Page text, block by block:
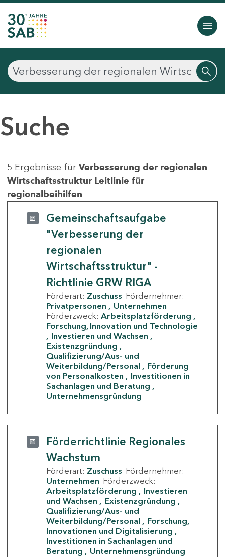
Suche
5 Ergebnisse für Verbesserung der regionalen
Wirtschaftsstruktur Leitlinie für
regionalbeihilfen
Gemeinschaftsaufgabe
"Verbesserung der
regionalen
Wirtschaftsstruktur" -
Richtlinie GRW RIGA
Förderart: Zuschuss Fördernehmer:
Privatpersonen
Unternehmen
Förderzweck: Arbeitsplatzförderung
Forschung, Innovation und Technologie
Investieren und Wachsen
Existenzgründung
Qualifizierung/Aus- und
Weiterbildung/Personal
Förderung
von Personalkosten
Investitionen in
Sachanlagen und Beratung
Unternehmensgründung
Förderrichtlinie Regionales
Wachstum
Förderart: Zuschuss Fördernehmer:
Unternehmen Förderzweck:
Arbeitsplatzförderung
Investieren
und Wachsen
Existenzgründung
Qualifizierung/Aus- und
Weiterbildung/Personal
Forschung,
Innovationen und Digitalisierung
Investitionen in Sachanlagen und
Beratung
Unternehmensgründung